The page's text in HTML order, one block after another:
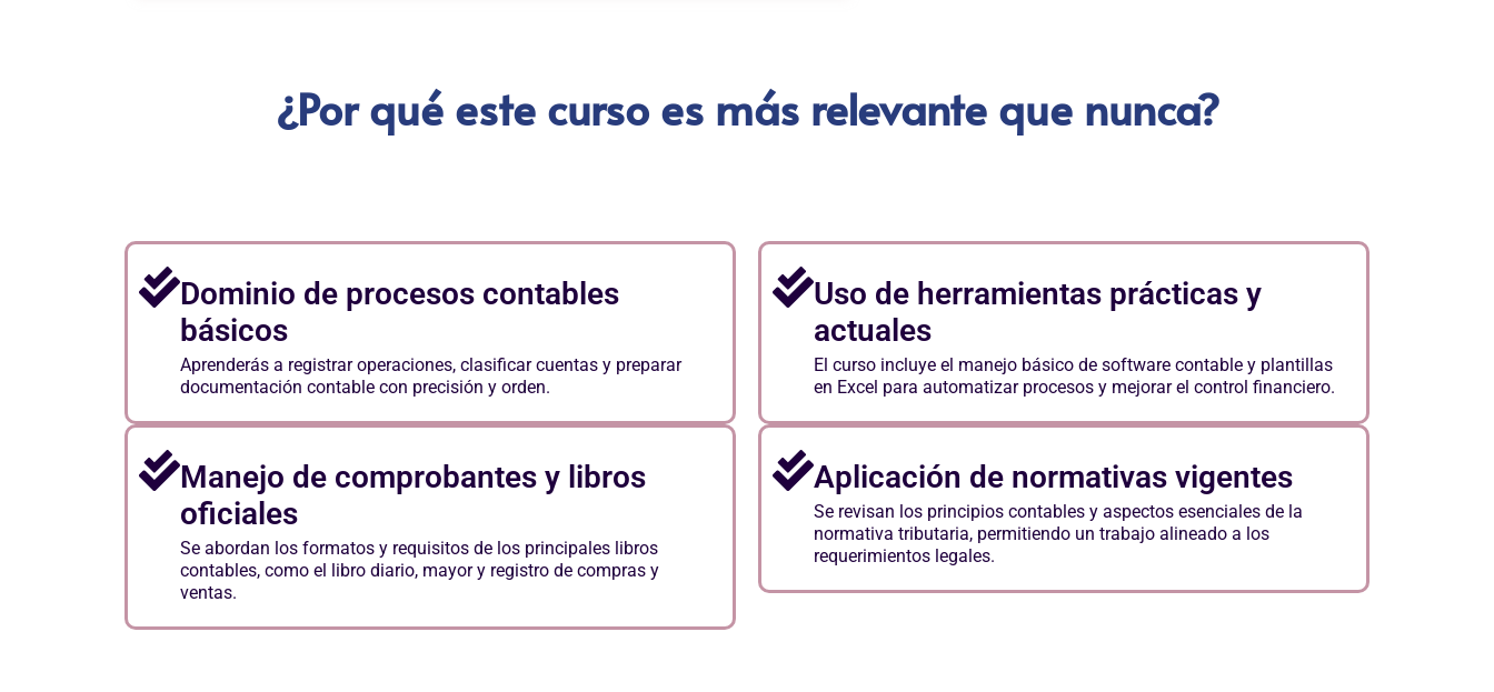
¿Por qué este curso es más relevante que nunca?
Dominio de procesos contables
básicos
Aprenderás a registrar operaciones, clasificar cuentas y preparar
documentación contable con precisión y orden.
Manejo de comprobantes y libros
oficiales
Se abordan los formatos y requisitos de los principales libros
contables, como el libro diario, mayor y registro de compras y
ventas.
Uso de herramientas prácticas y
actuales
El curso incluye el manejo básico de software contable y plantillas
en Excel para automatizar procesos y mejorar el control financiero.
Aplicación de normativas vigentes
Se revisan los principios contables y aspectos esenciales de la
normativa tributaria, permitiendo un trabajo alineado a los
requerimientos legales.